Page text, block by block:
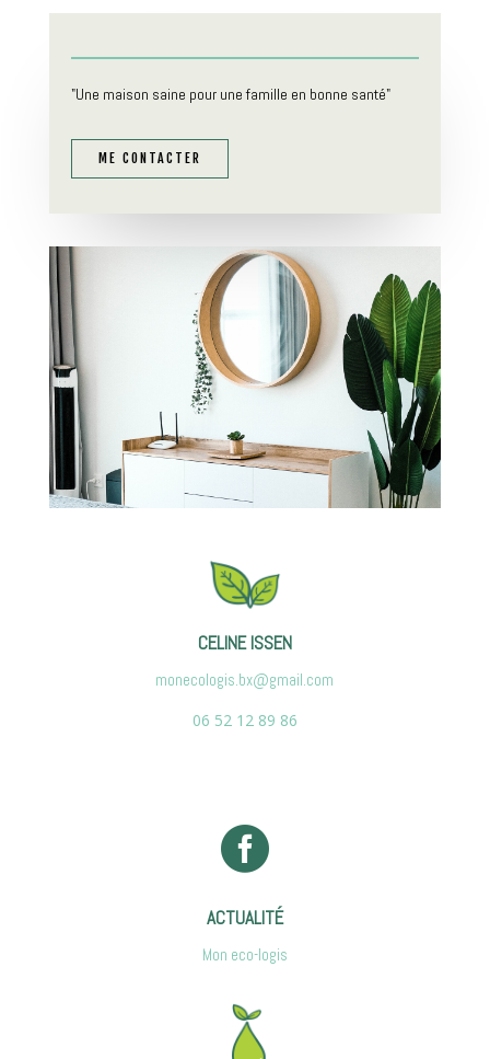
"Une maison saine pour une famille en bonne santé"
ME CONTACTER
CELINE ISSEN
monecologis.bx@gmail.com
06 52 12 89 86

ACTUALITÉ
Mon eco-logis